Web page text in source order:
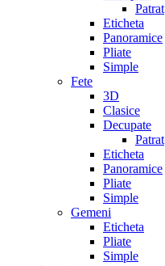
Patrat
Eticheta
Panoramice
Pliate
Simple
Fete
3D
Clasice
Decupate
Patrat
Eticheta
Panoramice
Pliate
Simple
Gemeni
Eticheta
Pliate
Simple